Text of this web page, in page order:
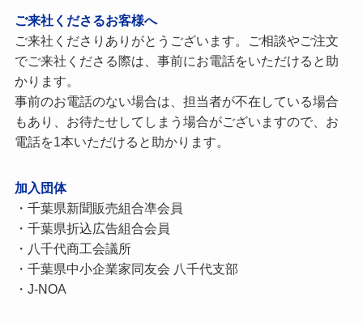
ご来社くださるお客様へ
ご来社くださりありがとうございます。ご相談やご注文
でご来社くださる際は、事前にお電話をいただけると助
かります。
事前のお電話のない場合は、担当者が不在している場合
もあり、お待たせしてしまう場合がございますので、お
電話を1本いただけると助かります。
加入団体
・千葉県新聞販売組合凖会員
・千葉県折込広告組合会員
・八千代商工会議所
・千葉県中小企業家同友会 八千代支部
・J-NOA